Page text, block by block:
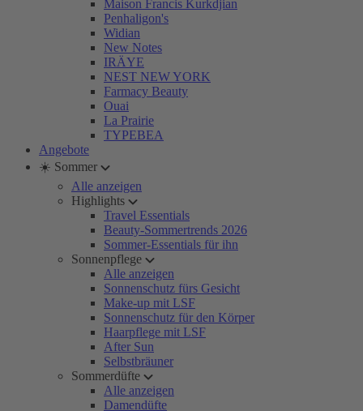
Maison Francis Kurkdjian
Penhaligon's
Widian
New Notes
IRÄYE
NEST NEW YORK
Farmacy Beauty
Ouai
La Prairie
TYPEBEA
Angebote
☀️ Sommer
Alle anzeigen
Highlights
Travel Essentials
Beauty-Sommertrends 2026
Sommer-Essentials für ihn
Sonnenpflege
Alle anzeigen
Sonnenschutz fürs Gesicht
Make-up mit LSF
Sonnenschutz für den Körper
Haarpflege mit LSF
After Sun
Selbstbräuner
Sommerdüfte
Alle anzeigen
Damendüfte